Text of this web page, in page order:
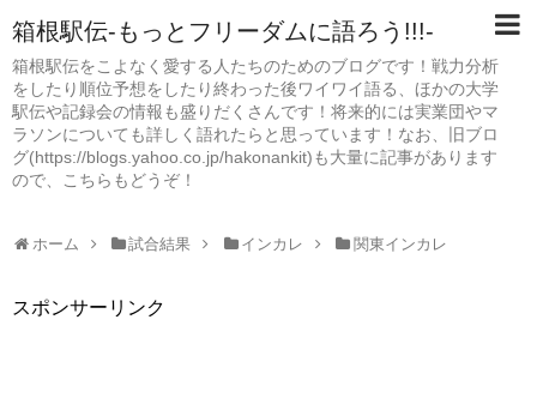
箱根駅伝-もっとフリーダムに語ろう!!!-
箱根駅伝をこよなく愛する人たちのためのブログです！戦力分析
をしたり順位予想をしたり終わった後ワイワイ語る、ほかの大学
駅伝や記録会の情報も盛りだくさんです！将来的には実業団やマ
ラソンについても詳しく語れたらと思っています！なお、旧ブロ
グ(https://blogs.yahoo.co.jp/hakonankit)も大量に記事があります
ので、こちらもどうぞ！
ホーム 試合結果 インカレ 関東インカレ
スポンサーリンク